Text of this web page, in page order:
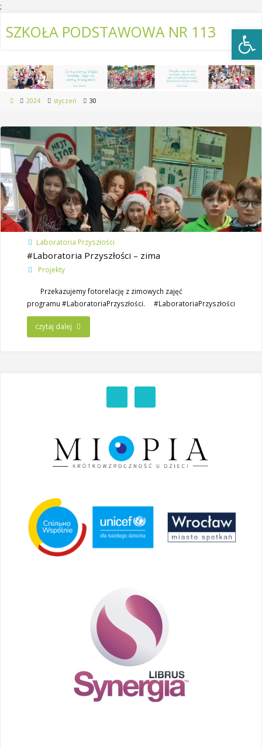
;
SZKOŁA PODSTAWOWA NR 113
2024 styczeń 30
Laboratoria Przyszłości
#Laboratoria Przyszłości – zima
Projekty
Przekazujemy fotorelację z zimowych zajęć
programu #LaboratoriaPrzyszłości. #LaboratoriaPrzyszłości
czytaj dalej